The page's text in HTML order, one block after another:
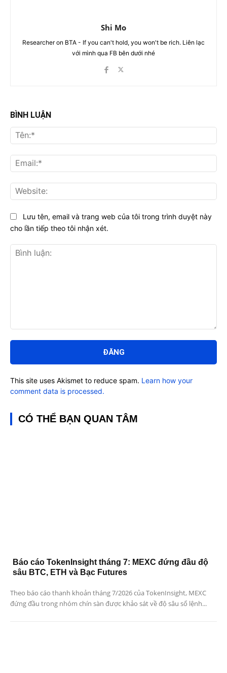
Shi Mo
Researcher on BTA - If you can't hold, you won't be rich. Liên lạc
với mình qua FB bên dưới nhé
BÌNH LUẬN
luận:
Lưu tên, email và trang web của tôi trong trình duyệt này
cho lần tiếp theo tôi nhận xét.
This site uses Akismet to reduce spam. Learn how your
comment data is processed.
CÓ THỂ BẠN QUAN TÂM
Báo cáo TokenInsight tháng 7: MEXC đứng đầu độ
sâu BTC, ETH và Bạc Futures
Theo báo cáo thanh khoản tháng 7/2026 của TokenInsight, MEXC
đứng đầu trong nhóm chín sàn được khảo sát về độ sâu sổ lệnh...